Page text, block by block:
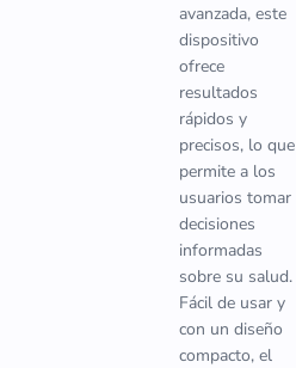
avanzada, este
dispositivo
ofrece
resultados
rápidos y
precisos, lo que
permite a los
usuarios tomar
decisiones
informadas
sobre su salud.
Fácil de usar y
con un diseño
compacto, el